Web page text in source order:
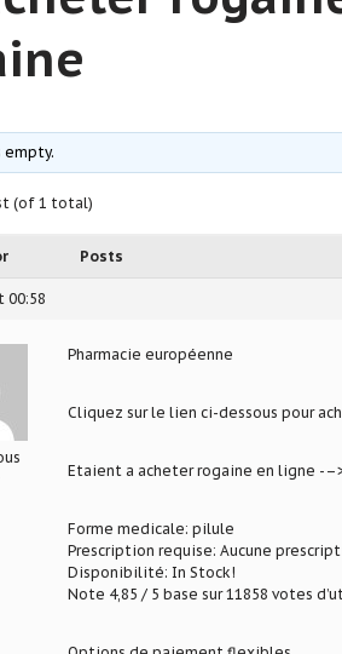
empty.
(of 1 total)
Posts
00:58
Pharmacie européenne
Cliquez sur le lien ci-dessous pour
Etaient a acheter rogaine en ligne -
Forme medicale: pilule
Prescription requise: Aucune
Disponibilité: In Stock!
Note 4,85 / 5 base sur 11858 votes